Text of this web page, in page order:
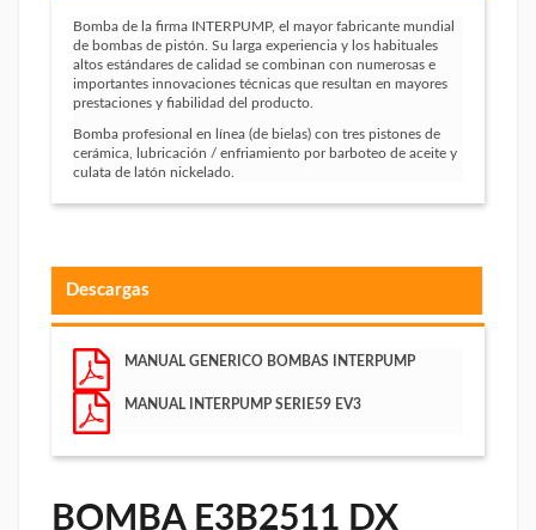
Bomba de la firma INTERPUMP, el mayor fabricante mundial
de bombas de pistón. Su larga experiencia y los habituales
altos estándares de calidad se combinan con numerosas e
importantes innovaciones técnicas que resultan en mayores
prestaciones y fiabilidad del producto.
Bomba profesional en línea (de bielas) con tres pistones de
cerámica, lubricación / enfriamiento por barboteo de aceite y
culata de latón nickelado.
Descargas
MANUAL GENERICO BOMBAS INTERPUMP
MANUAL INTERPUMP SERIE59 EV3
BOMBA E3B2511 DX